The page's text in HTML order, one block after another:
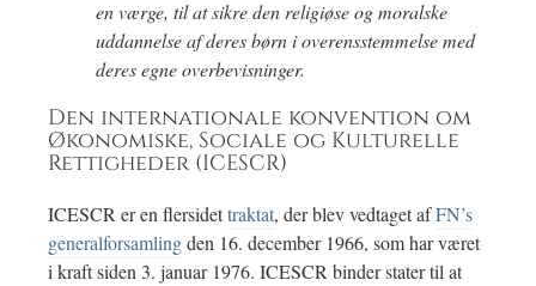
en værge, til at sikre den religiøse og moralske
uddannelse af deres børn i overensstemmelse med
deres egne overbevisninger.
Den internationale konvention om
Økonomiske, Sociale og Kulturelle
Rettigheder (ICESCR)
ICESCR er en flersidettraktat, der blev vedtaget afFN’s
generalforsamlingden 16. december 1966, som har været
i kraft siden 3. januar 1976. ICESCR binder stater til at